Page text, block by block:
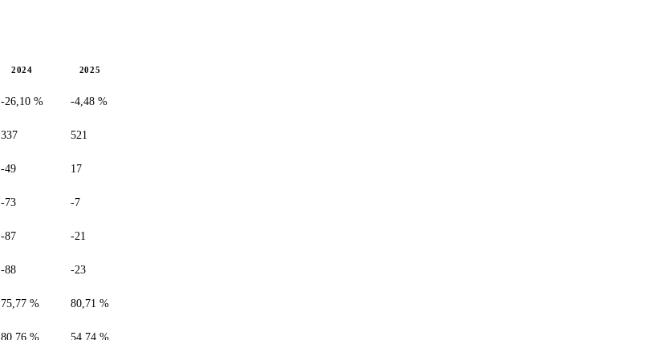
2024 2025
-26,10 % -4,48 %
337 521
-49 17
-73 -7
-87 -21
-88 -23
75,77 % 80,71 %
80,76 % 54,74 %